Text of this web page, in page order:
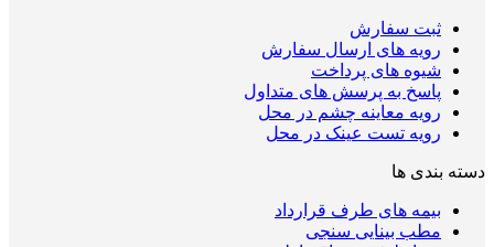
ثبت سفارش
رویه های ارسال سفارش
شیوه های پرداخت
پاسخ به پرسش های متداول
رویه معاینه چشم در محل
رویه تست عینک در محل
دسته بندی ها
بیمه های طرف قرارداد
مطب بینایی سنجی